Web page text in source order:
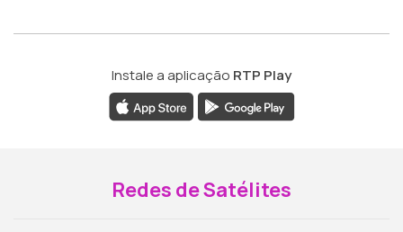
Instale a aplicação RTP Play
Redes de Satélites